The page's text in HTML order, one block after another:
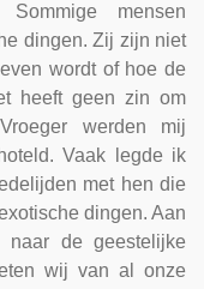
mensen
dingen. Zij zijn niet
wordt of hoe de
heeft geen zin om
werden mij
Vaak legde ik
met hen die
dingen. Aan
de geestelijke
wij van al onze